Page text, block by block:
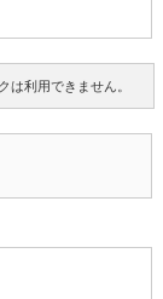
は利用できません。